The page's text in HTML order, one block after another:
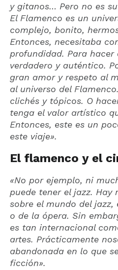
y gitanos… Pero no es
El Flamenco es un
complejo, bonito,
Entonces, necesitaba
profundidad. Para hacer
verdadero y auténtico.
gran amor y respeto al
al universo del
clichés y tópicos. O
tenga el valor artístico
Entonces, este es un
este viaje».
El flamenco y el
«No por ejemplo, ni
puede tener el jazz. Hay
sobre el mundo del
o de la ópera. Sin
es tan internacional
artes. Prácticamente
abandonada en lo que
ficción».